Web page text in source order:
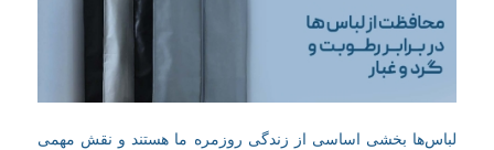
لباس‌ها بخشی اساسی از زندگی روزمره ما هستند و نقش مهمی